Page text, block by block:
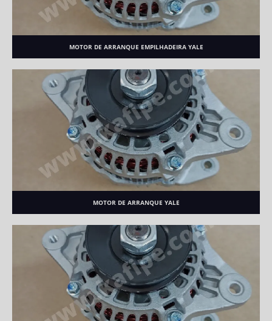
MOTOR DE ARRANQUE EMPILHADEIRA YALE
MOTOR DE ARRANQUE YALE